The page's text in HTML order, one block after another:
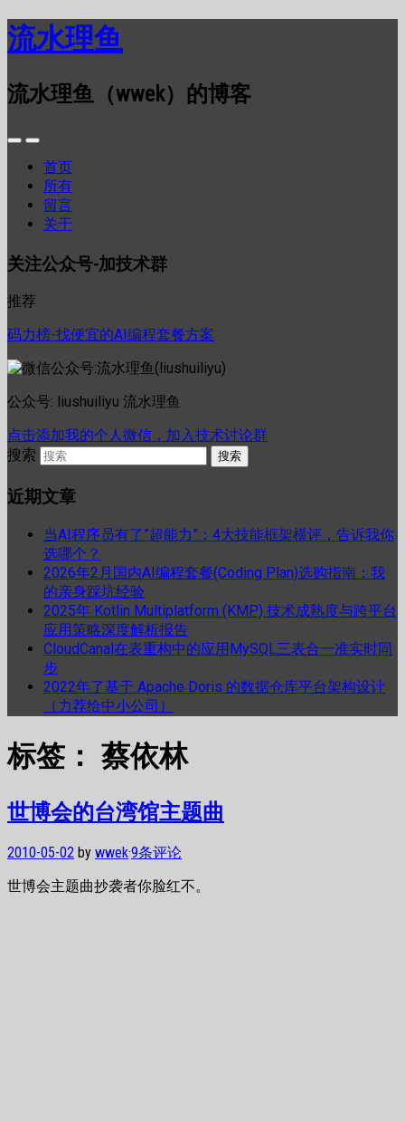
流水理鱼
流水理鱼（wwek）的博客
首页
所有
留言
关于
关注公众号-加技术群
推荐
码力榜-找便宜的AI编程套餐方案
公众号: liushuiliyu 流水理鱼
点击添加我的个人微信，加入技术讨论群
搜索
近期文章
当AI程序员有了”超能力”：4大技能框架横评，告诉我你
选哪个？
2026年2月国内AI编程套餐(Coding Plan)选购指南：我
的亲身踩坑经验
2025年 Kotlin Multiplatform (KMP) 技术成熟度与跨平台
应用策略深度解析报告
CloudCanal在表重构中的应用MySQL三表合一准实时同
步
2022年了基于 Apache Doris 的数据仓库平台架构设计
（力荐给中小公司）
标签： 蔡依林
世博会的台湾馆主题曲
2010-05-02 by wwek·9条评论
世博会主题曲抄袭者你脸红不。